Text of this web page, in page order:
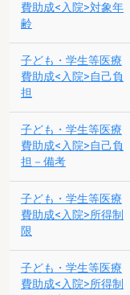
費助成<入院>対象年
齢
子ども・学生等医療
費助成<入院>自己負
担
子ども・学生等医療
費助成<入院>自己負
担－備考
子ども・学生等医療
費助成<入院>所得制
限
子ども・学生等医療
費助成<入院>所得制